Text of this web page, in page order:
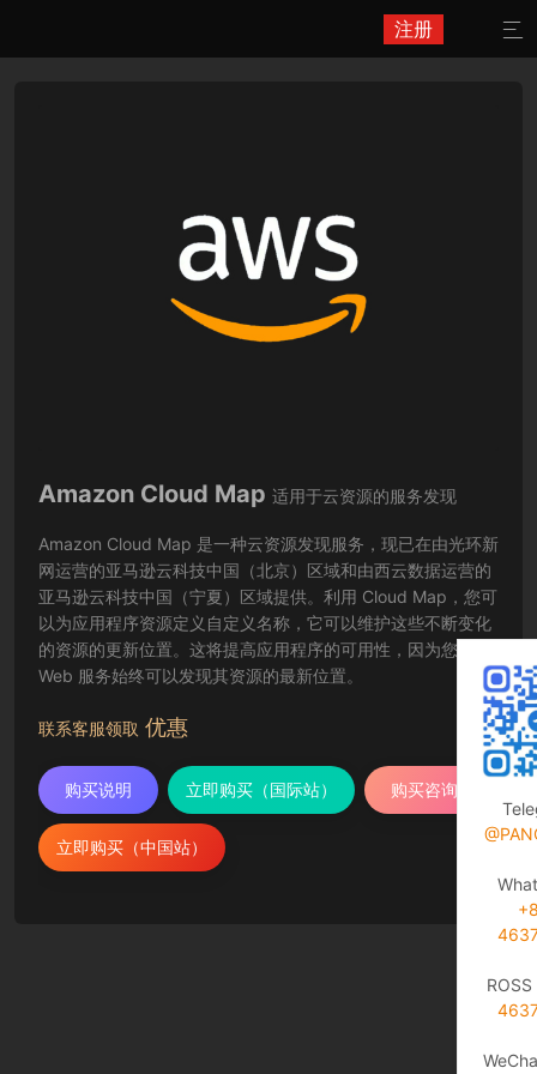
注册 
Amazon Cloud Map 适用于云资源的服务发现
Amazon Cloud Map 是一种云资源发现服务，现已在由光环新
网运营的亚马逊云科技中国（北京）区域和由西云数据运营的
亚马逊云科技中国（宁夏）区域提供。利用 Cloud Map，您可
以为应用程序资源定义自定义名称，它可以维护这些不断变化
的资源的更新位置。这将提高应用程序的可用性，因为您的
Web 服务始终可以发现其资源的最新位置。
联系客服领取 优惠
购买说明 立即购买（国际站） 购买咨询
立即购买（中国站）